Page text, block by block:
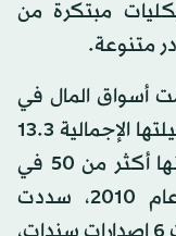
مبتكرة من
متنوعة.
أسواق المال في
4 إصدارات منذ عام 2011، بلغت حصيلتها الإجمالية 13.3
مليار درهم (3.65 مليارات دولار)، منها أكثر من 50 في
المائة في شكل صكوك. ومنذ عام 2010، سددت